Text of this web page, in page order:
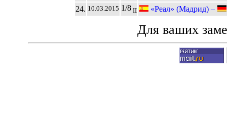
24. 10.03.2015 1/8 II «Реал» (Мадрид) –
Для ваших